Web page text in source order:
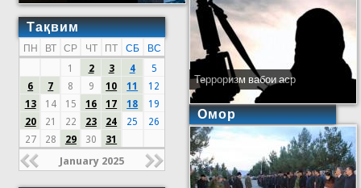
Тақвим
ПН ВТ СР ЧТ ПТ СБ
ВС
1
2 3 4
5
6
7 8 9 10 11
12
13
14 15 16 17 18
19
20
21 22 23 24 25
26
27
28 29 30 31
January 2025
Терроризм вабои аср
Омор